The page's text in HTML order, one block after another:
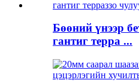
Бөөний үнээр
гантиг терра ...